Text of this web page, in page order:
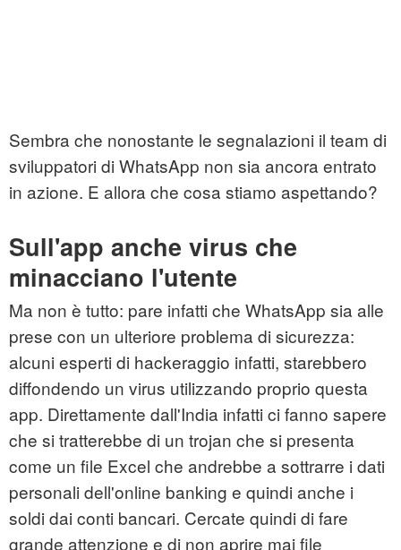
Sembra che nonostante le segnalazioni il team di
sviluppatori di WhatsApp non sia ancora entrato
in azione. E allora che cosa stiamo aspettando?
Sull'app anche virus che
minacciano l'utente
Ma non è tutto: pare infatti che WhatsApp sia alle
prese con un ulteriore problema di sicurezza:
alcuni esperti di hackeraggio infatti, starebbero
diffondendo un virus utilizzando proprio questa
app. Direttamente dall'India infatti ci fanno sapere
che si tratterebbe di un trojan che si presenta
come un file Excel che andrebbe a sottrarre i dati
personali dell'online banking e quindi anche i
soldi dai conti bancari. Cercate quindi di fare
grande attenzione e di non aprire mai file